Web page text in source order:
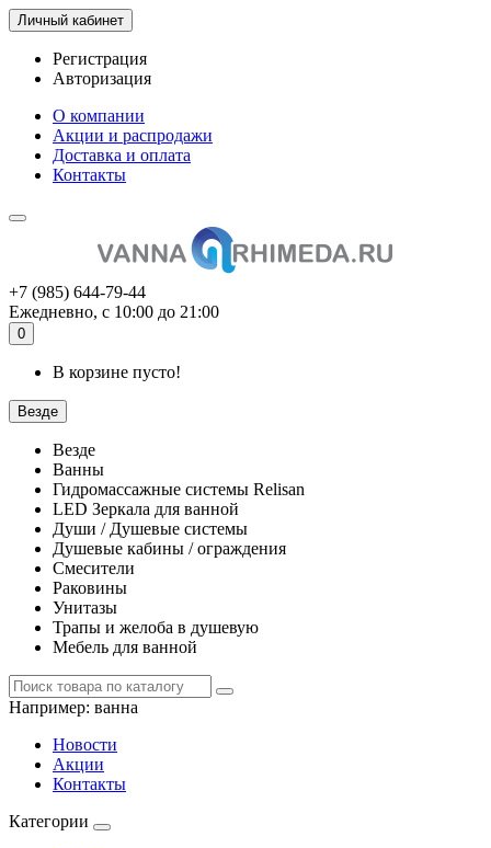
Личный кабинет
Регистрация
Авторизация
О компании
Акции и распродажи
Доставка и оплата
Контакты
+7 (985) 644-79-44
Ежедневно, с 10:00 до 21:00
0
В корзине пусто!
Везде
Везде
Ванны
Гидромассажные системы Relisan
LED Зеркала для ванной
Души / Душевые системы
Душевые кабины / ограждения
Смесители
Раковины
Унитазы
Трапы и желоба в душевую
Мебель для ванной
Например: ванна
Новости
Акции
Контакты
Категории